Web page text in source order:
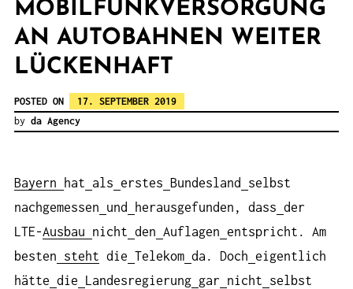
MOBILFUNKVERSORGUNG
AN AUTOBAHNEN WEITER
LÜCKENHAFT
POSTED ON
17. SEPTEMBER 2019
by da Agency
Bayern hat als erstes Bundesland
selbst
nachgemessen
und herausgefunden, dass der
LTE-Ausbau nicht den Auflagen entspricht. Am
besten steht die Telekom da. Doch eigentlich
hätte die Landesregierung gar nicht
selbst